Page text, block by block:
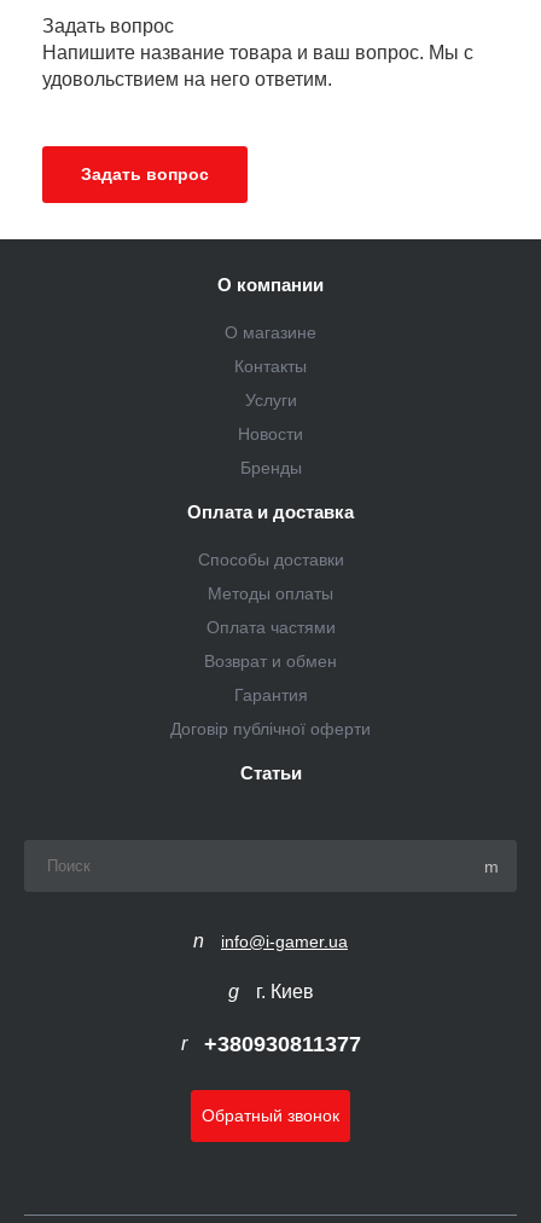
Задать вопрос
Напишите название товара и ваш вопрос. Мы с
удовольствием на него ответим.
Задать вопрос
О компании
О магазине
Контакты
Услуги
Новости
Бренды
Оплата и доставка
Способы доставки
Методы оплаты
Оплата частями
Возврат и обмен
Гарантия
Договір публічної оферти
Статьи
info@i-gamer.ua
г. Киев
+380930811377
Обратный звонок